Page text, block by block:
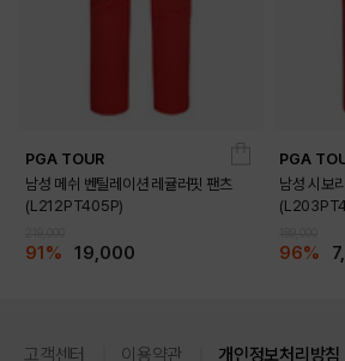
PGA TOUR
남성 메쉬 벤틸레이션 레귤러핏 팬츠
(L212PT405P)
91% 19,000
PGA
남성 시보
96%
고객센터 이용약관 개인정보처리방침